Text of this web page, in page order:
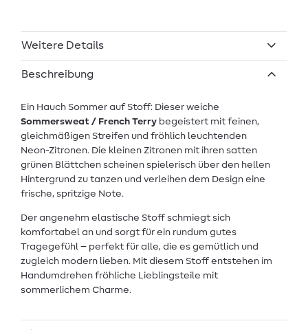
Weitere Details
Beschreibung
Ein Hauch Sommer auf Stoff: Dieser weiche
Sommersweat / French Terry begeistert mit feinen,
gleichmäßigen Streifen und fröhlich leuchtenden
Neon-Zitronen. Die kleinen Zitronen mit ihren satten
grünen Blättchen scheinen spielerisch über den hellen
Hintergrund zu tanzen und verleihen dem Design eine
frische, spritzige Note.
Der angenehm elastische Stoff schmiegt sich
komfortabel an und sorgt für ein rundum gutes
Tragegefühl – perfekt für alle, die es gemütlich und
zugleich modern lieben. Mit diesem Stoff entstehen im
Handumdrehen fröhliche Lieblingsteile mit
sommerlichem Charme.